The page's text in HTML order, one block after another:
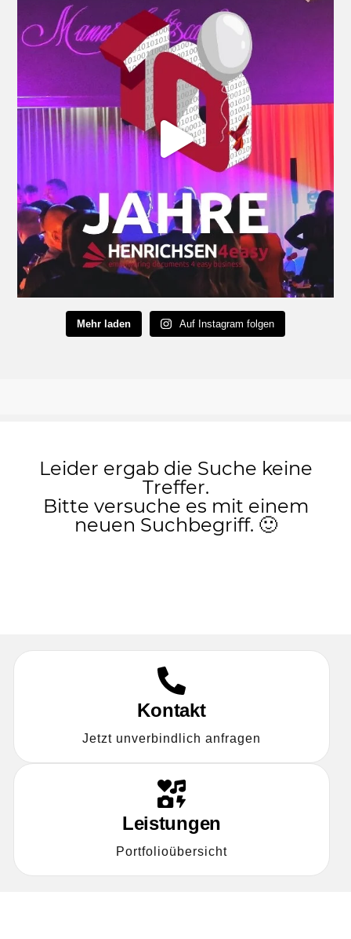
Mehr laden Auf Instagram folgen
Leider ergab die Suche keine
Treffer.
Bitte versuche es mit einem
neuen Suchbegriff. 🙂
Kontakt
Jetzt unverbindlich anfragen
Leistungen
Portfolioübersicht